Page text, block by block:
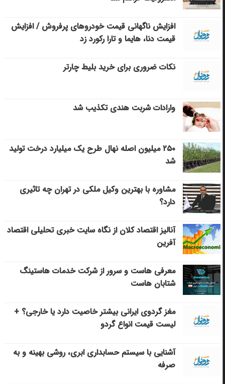
افزایش ناگهانی قیمت خودروهای پرفروش / افزایش
قیمت دنا، هایما و تارا رکورد زد
نکات ضروری برای خرید بلیط چارتر
وارادات شربت هندی تکذیب شد
۲۵۰ میلیون اصله نهال طرح یک میلیارد درخت تولید
شد
مشاوره با بهترین وکیل ملکی در تهران چه تاثیری
دارد؟
آنالیز اقتصاد کلان از نگاه سایت خبری تحلیلی اقتصاد
آفرین
معرفی هاست و سرور از شرکت خدمات هاستینگ
شتابان هاست
مغز گردوی ایرانی بیشتر خاصیت دارد یا خارجی؟ +
لیست قیمت انواع گردو
آشنایی با سیستم حسابداری ابری، روشی بهینه و به
صرفه